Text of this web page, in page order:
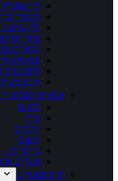
נייר ומוצריו
מכשירי
כלי שרטוט
מחדדים
קלסרים
עטיפות
מחשבונים
מיכון
אביזרים למסיבות
בלונים
נרות
זיקוקים
קונפטי
גרילנדות
מוצרים
חגים ומועדים